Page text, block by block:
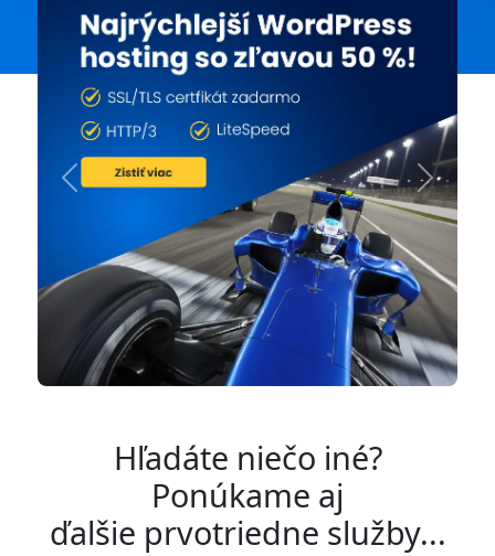
Previous Next
Hľadáte niečo iné?
Ponúkame aj
ďalšie prvotriedne služby...